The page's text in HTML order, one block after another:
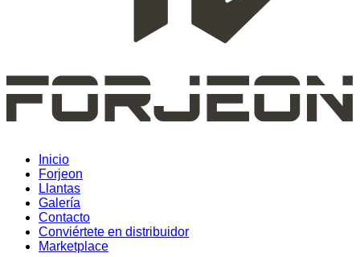
Inicio
Forjeon
Llantas
Galería
Contacto
Conviértete en distribuidor
Marketplace